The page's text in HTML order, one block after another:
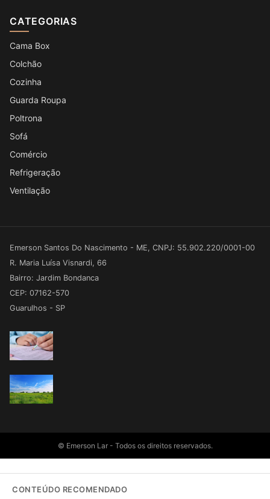
CATEGORIAS
Cama Box
Colchão
Cozinha
Guarda Roupa
Poltrona
Sofá
Comércio
Refrigeração
Ventilação
Emerson Santos Do Nascimento - ME, CNPJ: 55.902.220/0001-00
R. Maria Luísa Visnardi, 66
Bairro: Jardim Bondanca
CEP: 07162-570
Guarulhos - SP
© Emerson Lar - Todos os direitos reservados.
CONTEÚDO RECOMENDADO